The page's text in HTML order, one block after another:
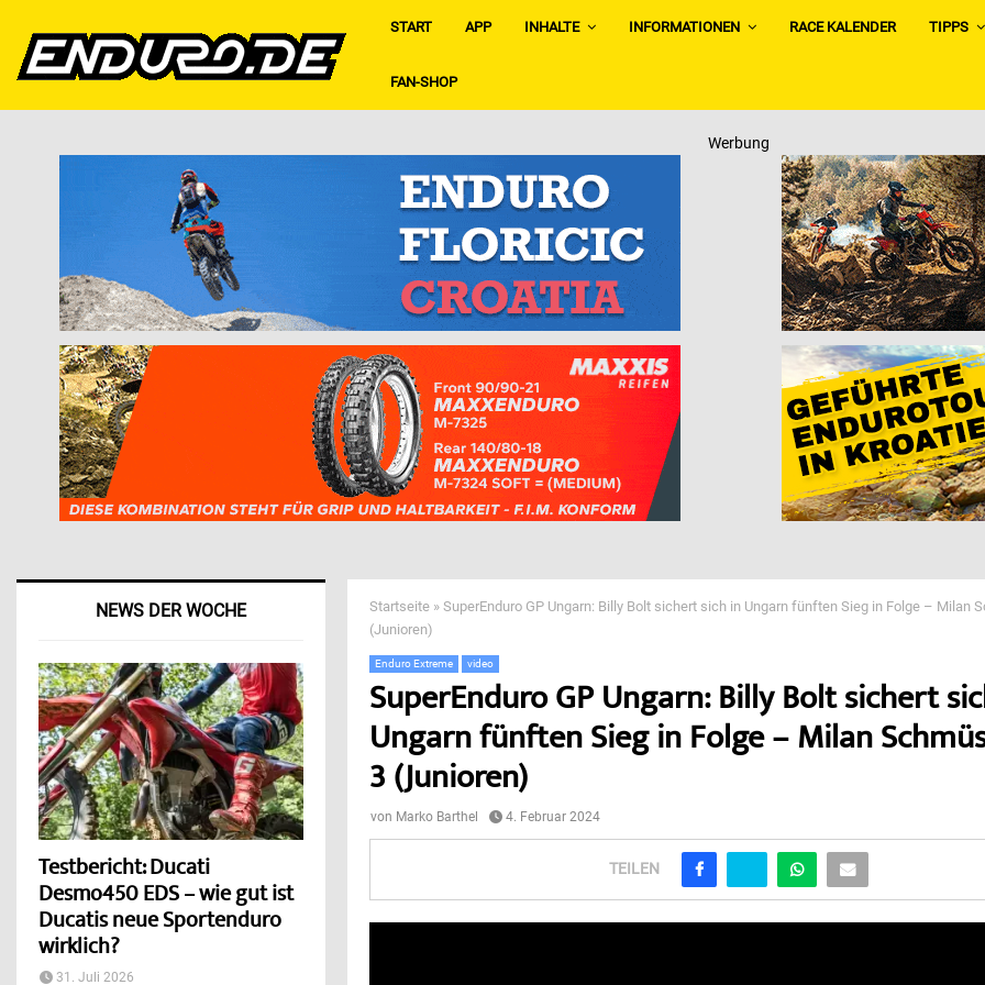
START APP INHALTE INFORMATIONEN RACE KALENDER TIPPS
FAN-SHOP
Werbung
Startseite »SuperEnduro GP Ungarn: Billy Bolt sichert sich in Ungarn fünften Sieg in Folge – Milan
(Junioren)
Enduro Extreme video
SuperEnduro GP Ungarn: Billy Bolt sichert
Ungarn fünften Sieg in Folge – Milan
3 (Junioren)
von Marko Barthel 4. Februar 2024
TEILEN
NEWS DER WOCHE
Testbericht: Ducati
Desmo450 EDS – wie gut ist
Ducatis neue Sportenduro
wirklich?
31. Juli 2026